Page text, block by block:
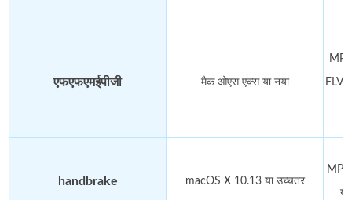
एफएफएमईपीजी मैक ओएस एक्स या नया FLV,
handbrake macOS X 10.13 या उच्चतर
MP4